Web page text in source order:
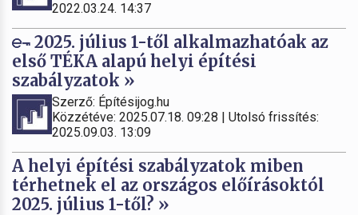
2022.03.24. 14:37
2025. július 1-től alkalmazhatóak az
első TÉKA alapú helyi építési
szabályzatok »
Szerző: Építésijog.hu
Közzétéve: 2025.07.18. 09:28 | Utolsó frissítés:
2025.09.03. 13:09
A helyi építési szabályzatok miben
térhetnek el az országos előírásoktól
2025. július 1-től? »